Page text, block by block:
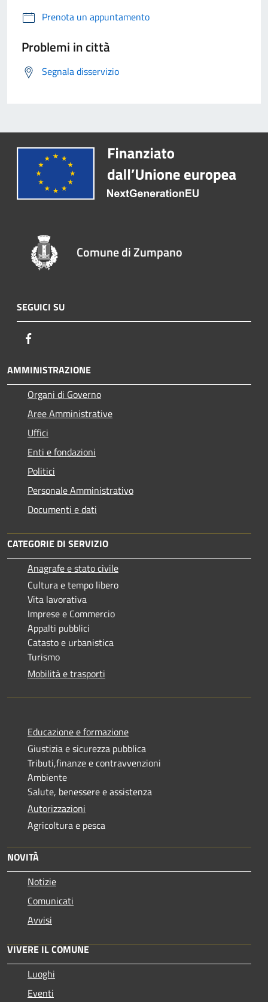
Prenota un appuntamento
Problemi in città
Segnala disservizio
Comune di Zumpano
SEGUICI SU
AMMINISTRAZIONE
Organi di Governo
Aree Amministrative
Uffici
Enti e fondazioni
Politici
Personale Amministrativo
Documenti e dati
CATEGORIE DI SERVIZIO
Anagrafe e stato civile
Cultura e tempo libero
Vita lavorativa
Imprese e Commercio
Appalti pubblici
Catasto e urbanistica
Turismo
Mobilità e trasporti
Educazione e formazione
Giustizia e sicurezza pubblica
Tributi,finanze e contravvenzioni
Ambiente
Salute, benessere e assistenza
Autorizzazioni
Agricoltura e pesca
NOVITÀ
Notizie
Comunicati
Avvisi
VIVERE IL COMUNE
Luoghi
Eventi